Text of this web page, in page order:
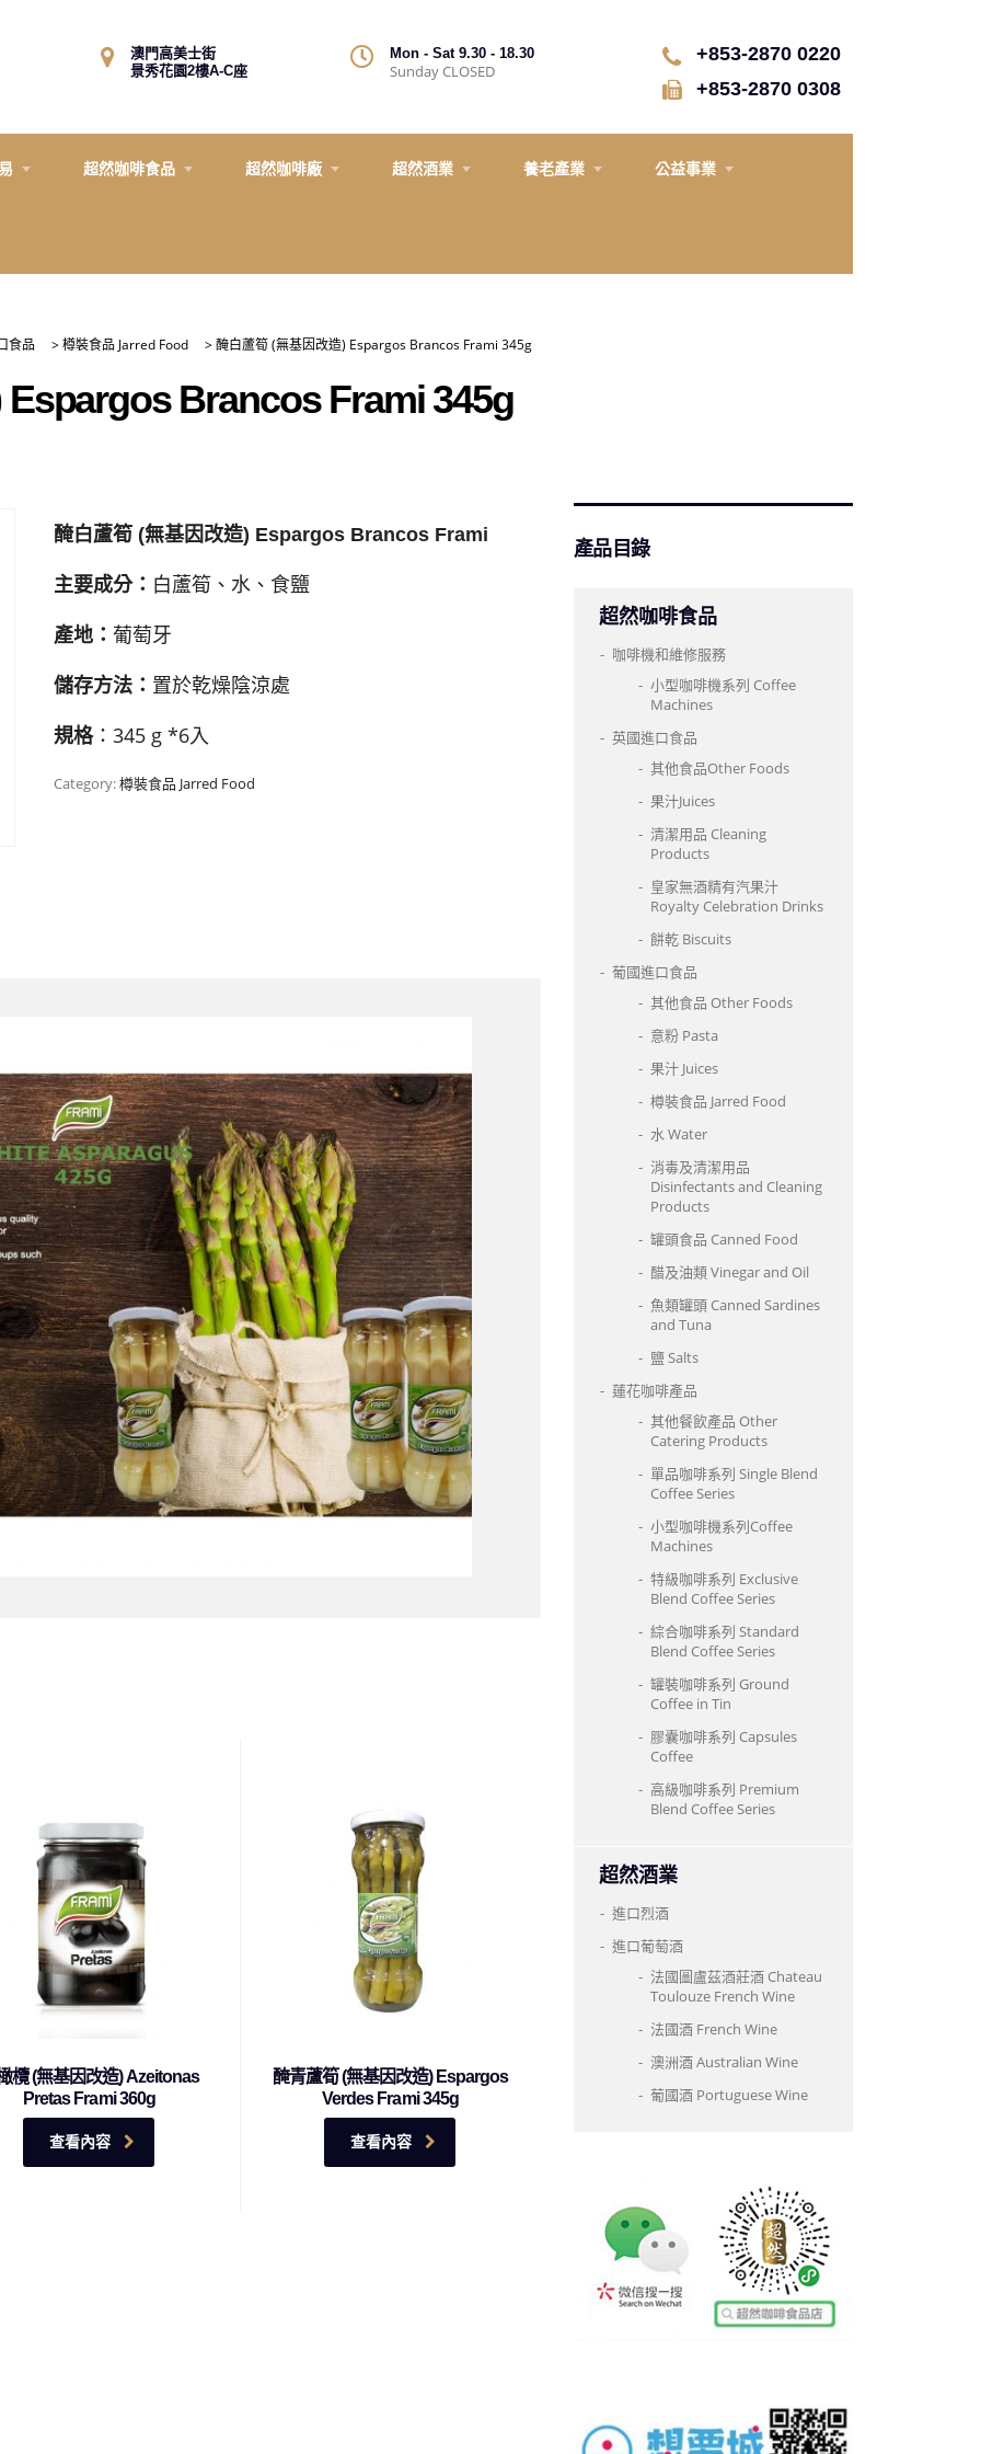
+853-2870 0220
+853-2870 0308
Mon - Sat 9.30 - 18.30
Sunday CLOSED
澳門高美士街
景秀花園2樓A-C座
超然咖啡食品 超然咖啡廠 超然酒業 養老產業 公益事業
食品 >樽裝食品 Jarred Food >醃白蘆筍 (無基因改造) Espargos Brancos Frami 345g
Brancos Frami 345g
醃白蘆筍 (無基因改造) Espargos Brancos Frami
主要成分： 白蘆筍、水、食鹽
產地： 葡萄牙
儲存方法： 置於乾燥陰涼處
規格：345 g *6入
Category:樽裝食品 Jarred Food
欖 (無基因改造) Azeitonas
Pretas Frami 360g
查看內容
醃青蘆筍 (無基因改造) Espargos
Verdes Frami 345g
查看內容
產品目錄
超然咖啡食品
咖啡機和維修服務
小型咖啡機系列 Coffee
Machines
英國進口食品
其他食品Other Foods
果汁Juices
清潔用品 Cleaning
Products
皇家無酒精有汽果汁
Royalty Celebration Drinks
餅乾 Biscuits
葡國進口食品
其他食品 Other Foods
意粉 Pasta
果汁 Juices
樽裝食品 Jarred Food
水 Water
消毒及清潔用品
Disinfectants and Cleaning
Products
罐頭食品 Canned Food
醋及油類 Vinegar and Oil
魚類罐頭 Canned Sardines
and Tuna
鹽 Salts
蓮花咖啡產品
其他餐飲產品 Other
Catering Products
單品咖啡系列 Single Blend
Coffee Series
小型咖啡機系列Coffee
Machines
特級咖啡系列 Exclusive
Blend Coffee Series
綜合咖啡系列 Standard
Blend Coffee Series
罐裝咖啡系列 Ground
Coffee in Tin
膠囊咖啡系列 Capsules
Coffee
高級咖啡系列 Premium
Blend Coffee Series
超然酒業
進口烈酒
進口葡萄酒
法國圖盧茲酒莊酒 Chateau
Toulouze French Wine
法國酒 French Wine
澳洲酒 Australian Wine
葡國酒 Portuguese Wine